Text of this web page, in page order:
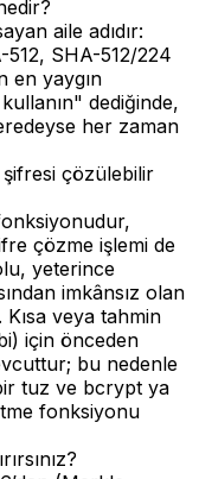
aile adıdır:
SHA-512/224
en yaygın
dediğinde,
her zaman
çözülebilir
çözme işlemi de
yeterince
imkânsız olan
Kısa veya tahmin
için önceden
bu nedenle
tuz ve bcrypt ya
fonksiyonu